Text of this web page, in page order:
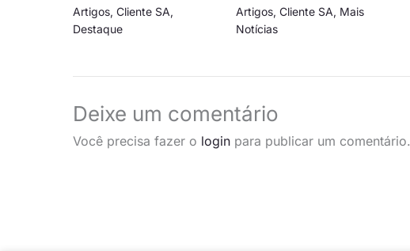
Artigos, Cliente SA,
Destaque
Artigos,Cliente SA, Mais
Notícias
Deixe um comentário
Você precisa fazer o login para publicar um comentário.